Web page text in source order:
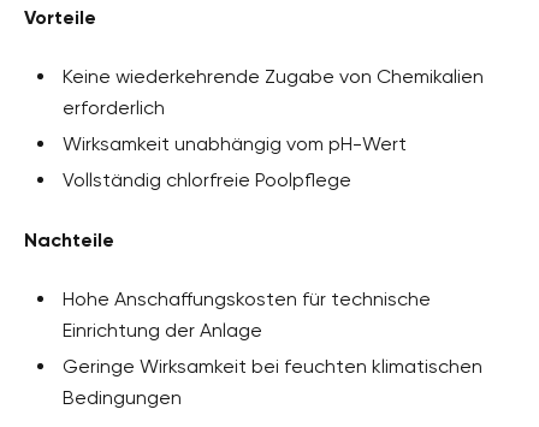
Vorteile
Keine wiederkehrende Zugabe von Chemikalien
erforderlich
Wirksamkeit unabhängig vom pH-Wert
Vollständig chlorfreie Poolpflege
Nachteile
Hohe Anschaffungskosten für technische
Einrichtung der Anlage
Geringe Wirksamkeit bei feuchten klimatischen
Bedingungen